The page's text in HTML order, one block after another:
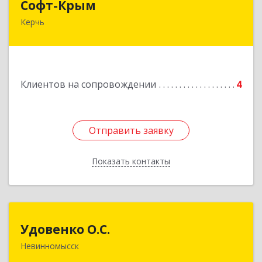
Софт-Крым
Керчь
Клиентов на сопровождении 4
Отправить заявку
Показать контакты
Республика Калмыкия, г. Элиста, ул. Губаревича,
Отправить заявку
Назад
Удовенко О.С.
Невинномысск
357 100, г.Невинномысск, ул.Революцеонная,